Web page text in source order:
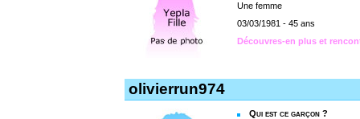
Une femme
03/03/1981 - 45 ans
Découvres-en plus et
olivierrun974
Qui est ce garçon ?